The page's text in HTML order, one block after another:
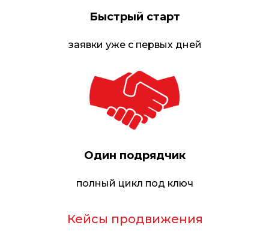
Кейсы продвижения
Один подрядчик
полный цикл под ключ
Быстрый старт
заявки уже с первых дней